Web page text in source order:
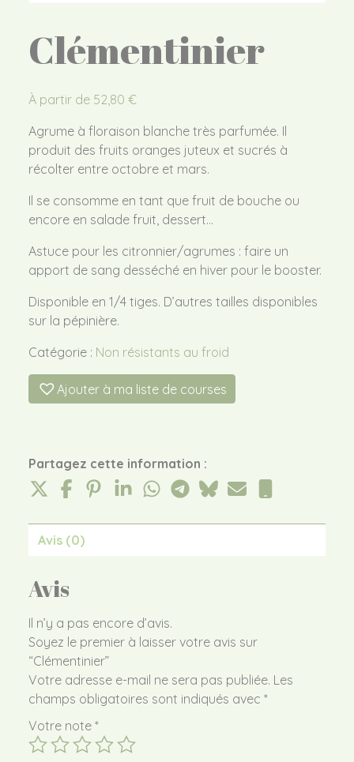
Clémentinier
À partir de 52,80 €
Agrume à floraison blanche très parfumée. Il
produit des fruits oranges juteux et sucrés à
récolter entre octobre et mars.
Il se consomme en tant que fruit de bouche ou
encore en salade fruit, dessert…
Astuce pour les citronnier/agrumes : faire un
apport de sang desséché en hiver pour le booster.
Disponible en 1/4 tiges. D’autres tailles disponibles
sur la pépinière.
Catégorie : Non résistants au froid
Ajouter à ma liste de courses
Partagez cette information :
Avis (0)
Avis
Il n’y a pas encore d’avis.
Soyez le premier à laisser votre avis sur
“Clémentinier”
Votre adresse e-mail ne sera pas publiée. Les
champs obligatoires sont indiqués avec *
Votre note *